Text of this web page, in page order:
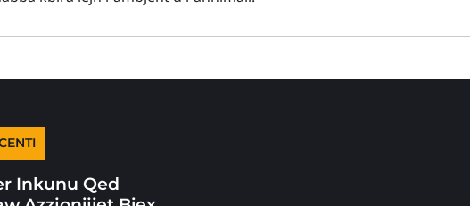
Inkunu Qed